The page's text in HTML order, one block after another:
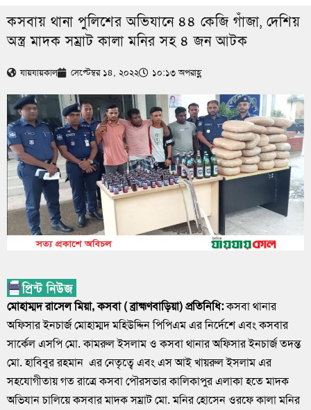
কসবায় থানা পুলিশের অভিযানে ৪৪ কেজি গাঁজা, দেশিয়
অস্ত্র মাদক সম্রাট কালা মনির সহ ৪ জন আটক
যায়যায়কাল সেপ্টেম্বর ১৪, ২০২২ ১০:১৩ অপরাহ্ণ
মোহাম্মদ রাসেল মিয়া, কসবা ( ব্রাহ্মণবাড়িয়া) প্রতিনিধি:কসবা থানার
অফিসার ইনচার্জ মোহাম্মদ মহিউদ্দিন পিপিএম এর নির্দেশে এবং কসবার
সার্কেল এসপি মো. কামরুল ইসলাম ও কসবা থানার অফিসার ইনচার্জ তদন্ত
মো. হাবিবুর রহমান এর নেতৃত্বে এবং এস আই খায়রুল ইসলাম এর
সহযোগীতায় গত রাত্রে কসবা পৌরসভার কালিকাপুর এলাকা হতে মাদক
অভিযান চালিয়ে কসবার মাদক সম্রাট মো. মনির হোসেন ওরফে কালা মনির